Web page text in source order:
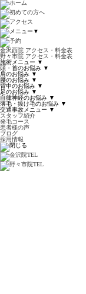
▼
金沢西院 アクセス・料金表
野々市院 アクセス・料金表
施術メニュー ▼
頭・首のお悩み ▼
肩のお悩み ▼
腰のお悩み ▼
背中のお悩み ▼
足のお悩み ▼
自律神経のお悩み ▼
薄毛・抜け毛のお悩み ▼
交通事故メニュー ▼
スタッフ紹介
発毛コース
患者様の声
ブログ
採用情報